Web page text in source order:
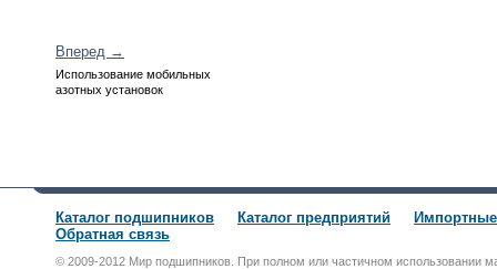
Вперед →
Использование мобильных
азотных установок
Каталог подшипников Каталог предприятий
Обратная связь
© 2009-2012 Мир подшипников. При полном или частичном использовании